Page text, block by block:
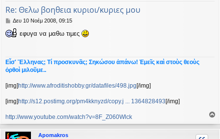
Re: Θελω βοηθεια κυριοι/κυριες μου
Δ
η
μ
ε
υ
η
Δευ 10 Νοέμ 2008, 09:15
εφυγα να μαθω τιμες
Εἶσ' Ἕλληνας; Τί προσκυνᾶς; Σηκώσου ἀπάνω! Ἐμεῖς καὶ στοὺς θεοὺς
ὀρθοὶ μιλοῦμε..
[img] http://www.afroditishobby.gr/datafiles/498.jpg [/img]
[img] http://s12.postimg.org/pm4kknyzd/copy.j ... 1364828493 [/img]
http://www.youtube.com/watch?v=8F_Z060Wlck
ο
ρ
Apomakros